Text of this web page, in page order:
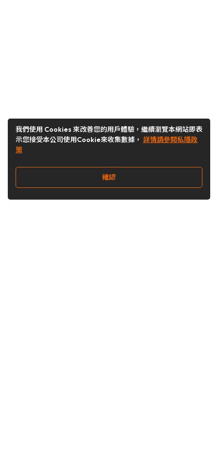
我們使用 Cookies 來改善您的用戶體驗，繼續瀏覽本網站即表
示您接受本公司使用Cookie來收集數據， 詳情請參閱私隱政
策
確認